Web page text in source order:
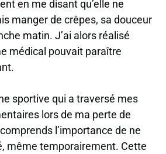
en me disant qu’elle ne
manger de crêpes, sa douceur
matin. J’ai alors réalisé
médical pouvait paraître
sportive qui a traversé mes
lors de ma perte de
l’importance de ne
même temporairement. Cette